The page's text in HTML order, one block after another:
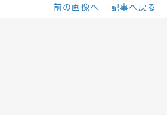
前の画像へ 記事へ戻る